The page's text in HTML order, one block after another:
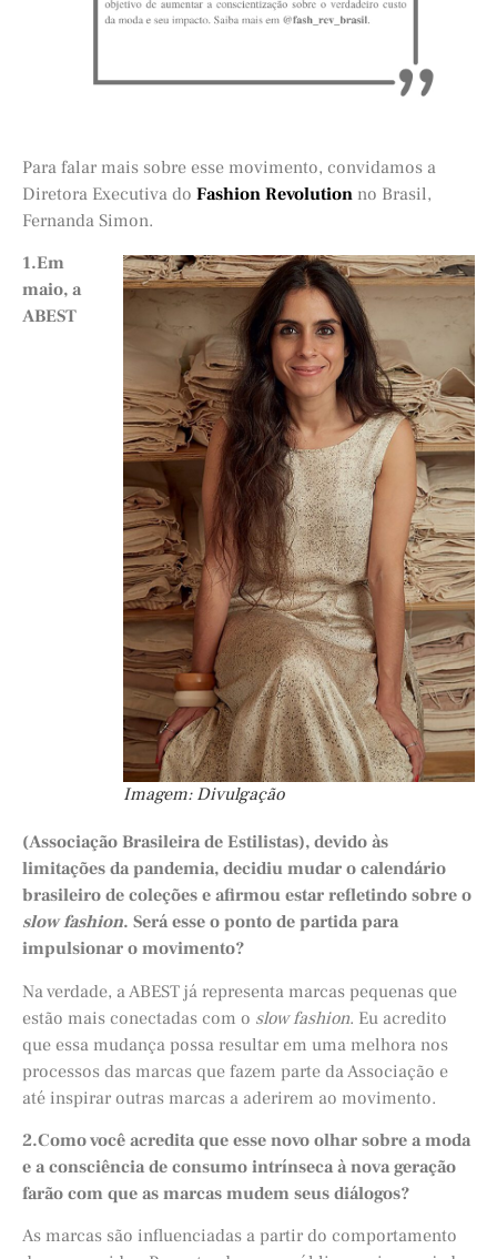
Para falar mais sobre esse movimento, convidamos a
Diretora Executiva do Fashion Revolution no Brasil,
Fernanda Simon.
Imagem: Divulgação
1.Em
maio, a
ABEST
(Associação Brasileira de Estilistas), devido às
limitações da pandemia, decidiu mudar o calendário
brasileiro de coleções e afirmou estar refletindo sobre o
slow fashion. Será esse o ponto de partida para
impulsionar o movimento?
Na verdade, a ABEST já representa marcas pequenas que
estão mais conectadas com o slow fashion. Eu acredito
que essa mudança possa resultar em uma melhora nos
processos das marcas que fazem parte da Associação e
até inspirar outras marcas a aderirem ao movimento.
2.Como você acredita que esse novo olhar sobre a moda
e a consciência de consumo intrínseca à nova geração
farão com que as marcas mudem seus diálogos?
As marcas são influenciadas a partir do comportamento